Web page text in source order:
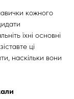
кожного
їхні основні
ці
наскільки вони